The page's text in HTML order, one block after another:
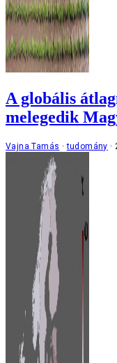
A globális
melegedik
Vajna Tamás tudomány